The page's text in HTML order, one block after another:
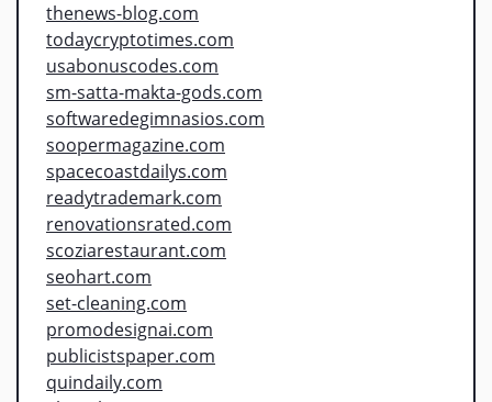
thenews-blog.com
todaycryptotimes.com
usabonuscodes.com
sm-satta-makta-gods.com
softwaredegimnasios.com
soopermagazine.com
spacecoastdailys.com
readytrademark.com
renovationsrated.com
scoziarestaurant.com
seohart.com
set-cleaning.com
promodesignai.com
publicistspaper.com
quindaily.com